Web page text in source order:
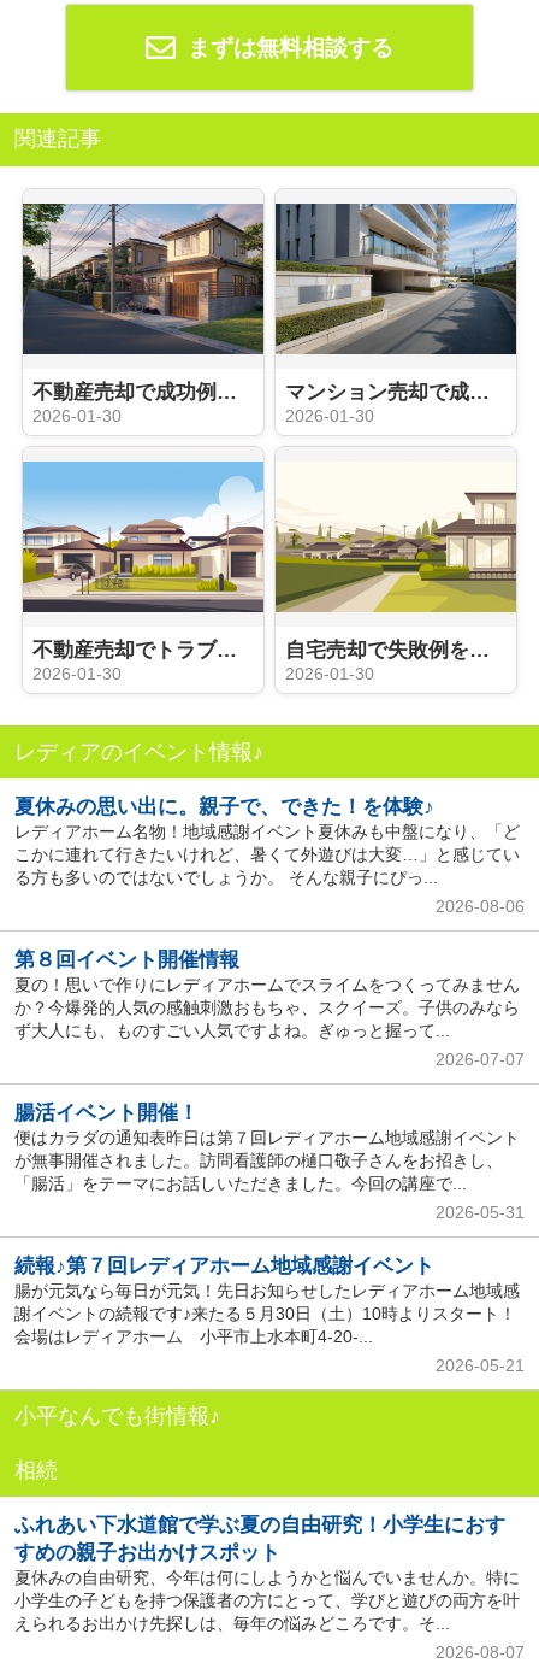
まずは無料相談する
関連記事
不動産売却で成功例や体験談が知りたい方必見！安心して始めるための流れも解説
2026-01-30
マンション売却で成功するコツは？始め方から注意点を解説
2026-01-30
不動産売却でトラブルを防ぐには？回避方法や注意点も解説
2026-01-30
自宅売却で失敗例を避けるには何に注意する？注意点を事前に知り安心して進めよう
2026-01-30
レディアのイベント情報♪
夏休みの思い出に。親子で、できた！を体験♪
レディアホーム名物！地域感謝イベント夏休みも中盤になり、「ど
こかに連れて行きたいけれど、暑くて外遊びは大変…」と感じてい
る方も多いのではないでしょうか。 そんな親子にぴっ...
2026-08-06
第８回イベント開催情報
夏の！思いで作りにレディアホームでスライムをつくってみません
か？今爆発的人気の感触刺激おもちゃ、スクイーズ。子供のみなら
ず大人にも、ものすごい人気ですよね。ぎゅっと握って...
2026-07-07
腸活イベント開催！
便はカラダの通知表昨日は第７回レディアホーム地域感謝イベント
が無事開催されました。訪問看護師の樋口敬子さんをお招きし、
「腸活」をテーマにお話しいただきました。今回の講座で...
2026-05-31
続報♪第７回レディアホーム地域感謝イベント
腸が元気なら毎日が元気！先日お知らせしたレディアホーム地域感
謝イベントの続報です♪来たる５月30日（土）10時よりスタート！
会場はレディアホーム 小平市上水本町4-20-...
2026-05-21
小平なんでも街情報♪
相続
ふれあい下水道館で学ぶ夏の自由研究！小学生におす
すめの親子お出かけスポット
夏休みの自由研究、今年は何にしようかと悩んでいませんか。特に
小学生の子どもを持つ保護者の方にとって、学びと遊びの両方を叶
えられるお出かけ先探しは、毎年の悩みどころです。そ...
2026-08-07